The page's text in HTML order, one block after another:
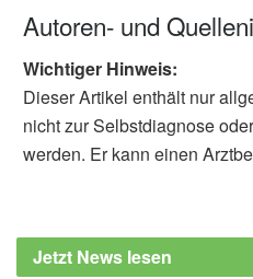
Autoren- und
Wichtiger Hinweis:
Dieser Artikel enthält nur
nicht zur Selbstdiagnose
werden. Er kann einen
Jetzt News lesen